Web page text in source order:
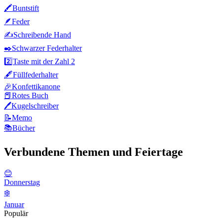
🖍️Buntstift
🪶Feder
✍️Schreibende Hand
✒️Schwarzer Federhalter
2️⃣Taste mit der Zahl 2
🖋️Füllfederhalter
🎉Konfettikanone
📕 Rotes Buch
🖊️Kugelschreiber
📝Memo
📚Bücher
Verbundene Themen und Feiertage
😊
Donnerstag
❄️
Januar
Populär